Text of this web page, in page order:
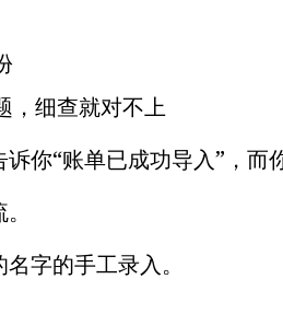
，细查就对不上
你“账单已成功导入”，而
字的手工录入。